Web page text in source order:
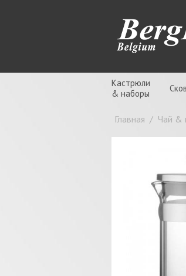
Кастрюли
& наборы
Главная / Чай &